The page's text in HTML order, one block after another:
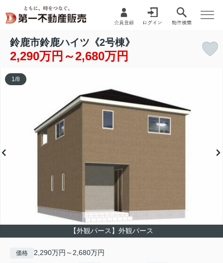
鈴鹿市鈴鹿ハイツ《2号棟》
2,290万円～2,680万円
【外観パース】外観パース
1 /8
価格 2,290万円～2,680万円